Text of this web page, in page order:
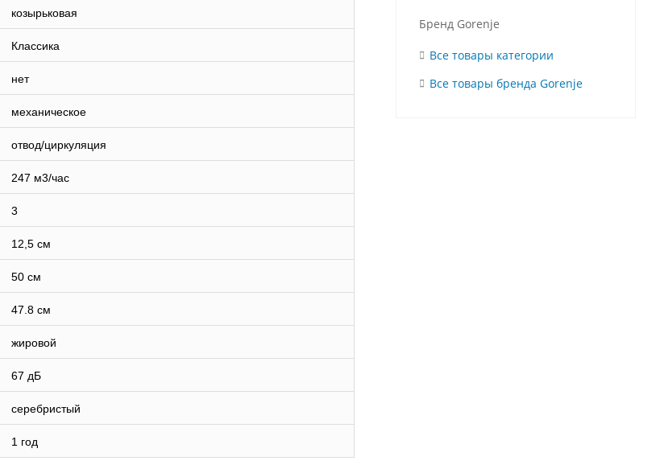
козырьковая
Классика
нет
механическое
отвод/циркуляция
247 м3/час
3
12,5 см
50 см
47.8 см
жировой
67 дБ
серебристый
1 год
Бренд Gorenje
Все товары категории
Все товары бренда Gorenje